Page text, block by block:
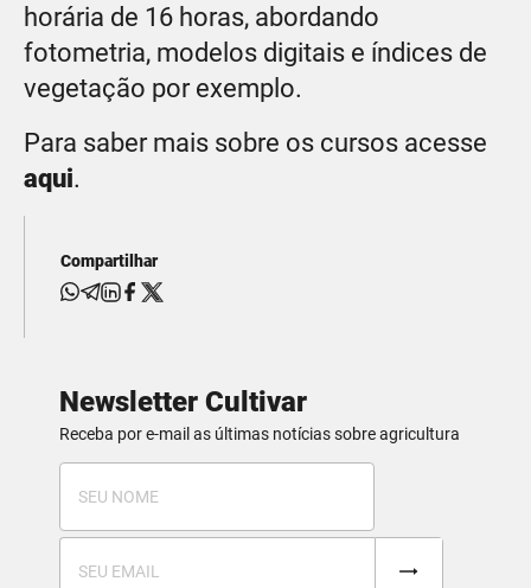
horária de 16 horas, abordando
fotometria, modelos digitais e índices de
vegetação por exemplo.
Para saber mais sobre os cursos acesse
aqui.
Compartilhar
Newsletter Cultivar
Receba por e-mail as últimas notícias sobre agricultura